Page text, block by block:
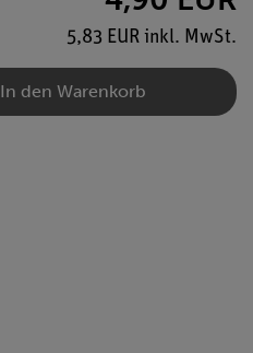
5,83 EUR inkl. MwSt.
In den Warenkorb